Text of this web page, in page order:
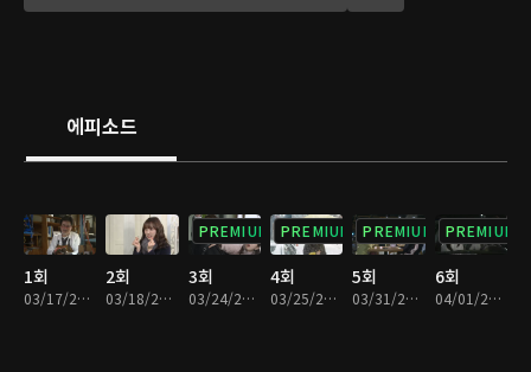
에피소드
1회
03/17/2018 • 1시간 11분
2회
03/18/2018 • 1시간 10분
PREMIUM
3회
03/24/2018 • 1시간 10분
PREMIUM
4회
03/25/2018 • 1시간 11분
PREMIUM
5회
03/31/2018 • 1시간 10분
PREMIUM
6회
04/01/2018 • 1시간 9분